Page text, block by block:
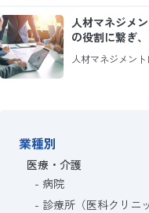
人材マネジメ
の役割に繋ぎ
人材マネジメン
業種別
医療・介護
病院
診療所（医科クリニ